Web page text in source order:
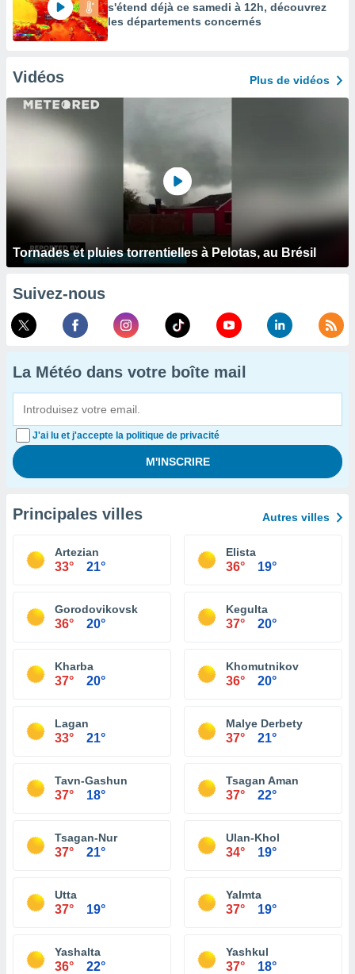
s'étend déjà ce samedi à 12h, découvrez
les départements concernés
Vidéos Plus de vidéos
Tornades et pluies torrentielles à Pelotas, au Brésil
Suivez-nous
La Météo dans votre boîte mail
J'ai lu et j'accepte la politique de privacité
Principales villes Autres villes
Artezian
33° 21°
Elista
36° 19°
Gorodovikovsk
36° 20°
Kegulta
37° 20°
Kharba
37° 20°
Khomutnikov
36° 20°
Lagan
33° 21°
Malye Derbety
37° 21°
Tavn-Gashun
37° 18°
Tsagan Aman
37° 22°
Tsagan-Nur
37° 21°
Ulan-Khol
34° 19°
Utta
37° 19°
Yalmta
37° 19°
Yashalta
36° 22°
Yashkul
37° 18°